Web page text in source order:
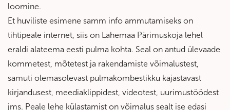
loomine.
Et huviliste esimene samm info ammutamiseks on
tihtipeale internet, siis on Lahemaa Pärimuskoja lehel
eraldi alateema eesti pulma kohta. Seal on antud ülevaade
kommetest, mõtetest ja rakendamiste võimalustest,
samuti olemasolevast pulmakombestikku kajastavast
kirjandusest, meediaklippidest, videotest, uurimustöödest
jms. Peale lehe külastamist on võimalus sealt ise edasi